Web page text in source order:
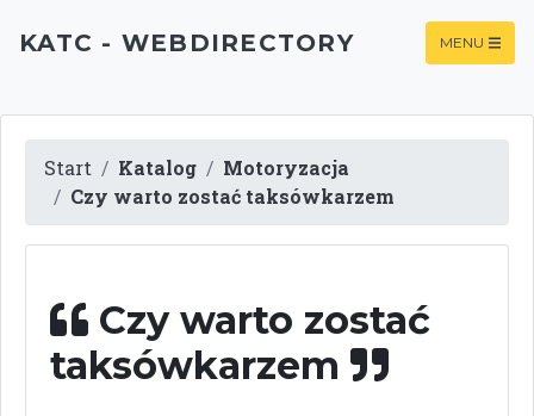
KATC - WEBDIRECTORY MENU
Start Katalog
Motoryzacja
Czy warto zostać taksówkarzem
Czy warto zostać
taksówkarzem